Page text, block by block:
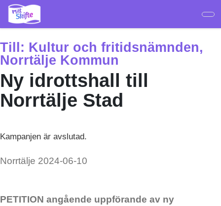
Hoppa
huvudinnehåll
Till: Kultur och fritidsnämnden,
Norrtälje Kommun
Ny idrottshall till
Norrtälje Stad
Kampanjen är avslutad.
Norrtälje 2024-06-10
PETITION angående uppförande av ny